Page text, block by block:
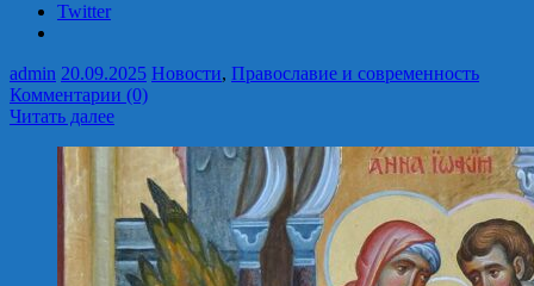
Twitter
admin 20.09.2025 Новости, Православие и современность
Комментарии (0)
Читать далее